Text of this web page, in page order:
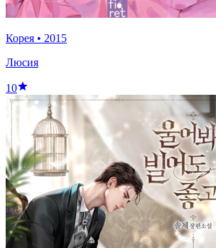
Корея • 2015
Люсия
10